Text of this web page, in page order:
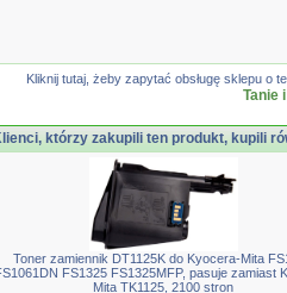
Kliknij tutaj, żeby zapytać obsługę sklepu o
Tanie
którzy zakupili ten produkt, kupili
Toner zamiennik DT1125K do Kyocera-Mita
FS1325 FS1325MFP, pasuje zamiast
Mita TK1125, 2100 stron